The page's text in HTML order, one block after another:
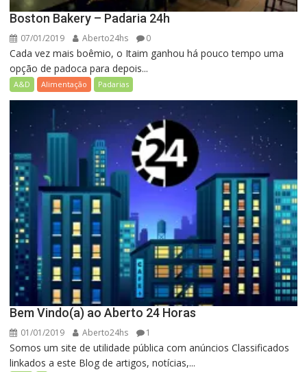
Boston Bakery – Padaria 24h
07/01/2019 Aberto24hs 0
Cada vez mais boêmio, o Itaim ganhou há pouco tempo uma
opção de padoca para depois...
A&D Alimentação Padarias
Bem Vindo(a) ao Aberto 24 Horas
01/01/2019 Aberto24hs 1
Somos um site de utilidade pública com anúncios Classificados
linkados a este Blog de artigos, notícias,...